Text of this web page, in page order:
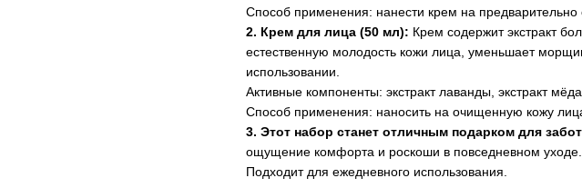
Способ применения: нанести крем на
2. Крем для лица (50 мл): Крем содержит экстракт
естественную молодость кожи лица, уменьшает
использовании.
Активные компоненты: экстракт лаванды, экстракт
Способ применения: наносить на очищенную кожу
3. Этот набор станет отличным подарком для
ощущение комфорта и роскоши в повседневном
Подходит для ежедневного использования.